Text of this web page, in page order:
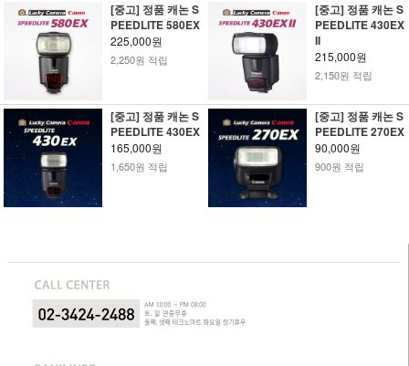
[중고] 정품 캐논 S
PEEDLITE 580EX
225,000원
2,250원 적립
[중고] 정품 캐논 S
PEEDLITE 430EX
II
215,000원
2,150원 적립
[중고] 정품 캐논 S
PEEDLITE 430EX
165,000원
1,650원 적립
[중고] 정품 캐논 S
PEEDLITE 270EX
90,000원
900원 적립